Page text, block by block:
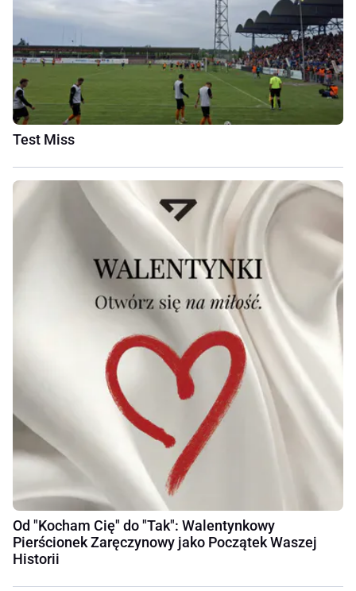
Test Miss
Od "Kocham Cię" do "Tak": Walentynkowy
Pierścionek Zaręczynowy jako Początek Waszej
Historii